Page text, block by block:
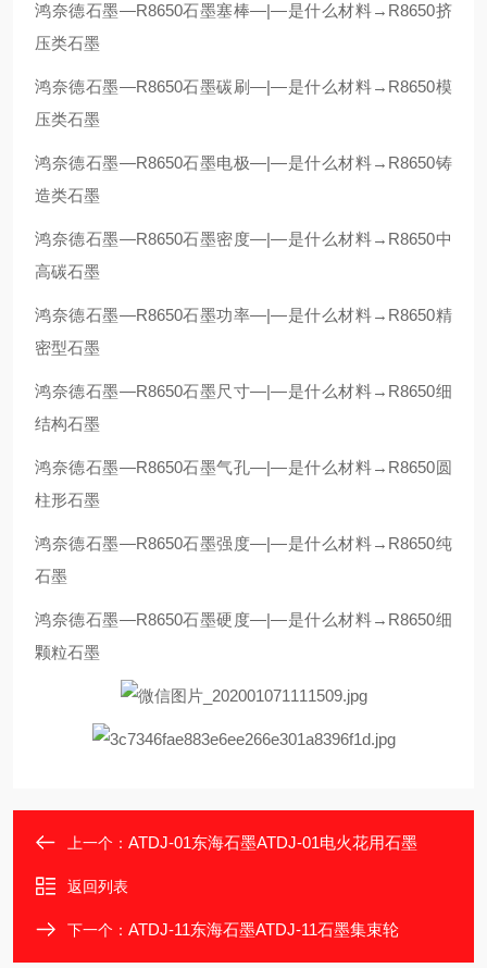
鸿奈德石墨—R8650石墨塞棒—|—是什么材料→R8650挤
压类石墨
鸿奈德石墨—R8650石墨碳刷—|—是什么材料→R8650模
压类石墨
鸿奈德石墨—R8650石墨电极—|—是什么材料→R8650铸
造类石墨
鸿奈德石墨—R8650石墨密度—|—是什么材料→R8650中
高碳石墨
鸿奈德石墨—R8650石墨功率—|—是什么材料→R8650精
密型石墨
鸿奈德石墨—R8650石墨尺寸—|—是什么材料→R8650细
结构石墨
鸿奈德石墨—R8650石墨气孔—|—是什么材料→R8650圆
柱形石墨
鸿奈德石墨—R8650石墨强度—|—是什么材料→R8650纯
石墨
鸿奈德石墨—R8650石墨硬度—|—是什么材料→R8650细
颗粒石墨
上一个： ATDJ-01东海石墨ATDJ-01电火花用石墨
返回列表
下一个： ATDJ-11东海石墨ATDJ-11石墨集束轮